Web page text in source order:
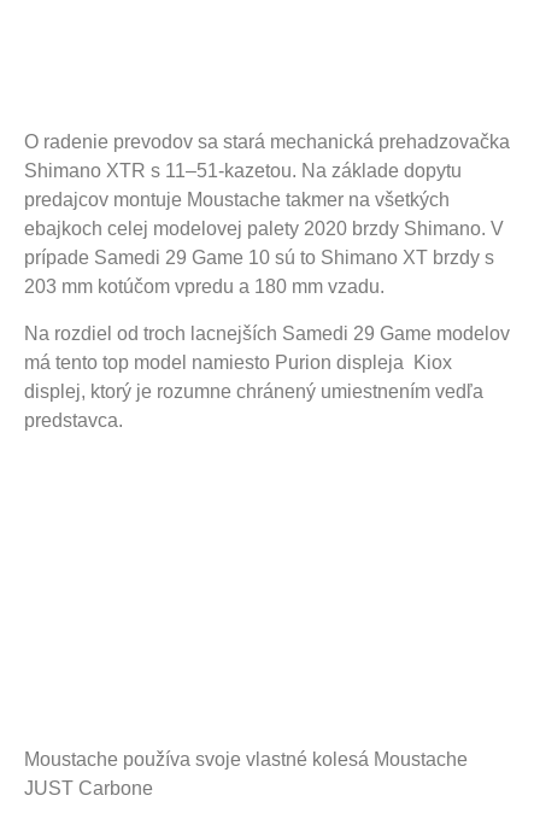
O radenie prevodov sa stará mechanická prehadzovačka
Shimano XTR s 11–51-kazetou. Na základe dopytu
predajcov montuje Moustache takmer na všetkých
ebajkoch celej modelovej palety 2020 brzdy Shimano. V
prípade Samedi 29 Game 10 sú to Shimano XT brzdy s
203 mm kotúčom vpredu a 180 mm vzadu.
Na rozdiel od troch lacnejších Samedi 29 Game modelov
má tento top model namiesto Purion displeja Kiox
displej, ktorý je rozumne chránený umiestnením vedľa
predstavca.
Moustache používa svoje vlastné kolesá Moustache
JUST Carbone